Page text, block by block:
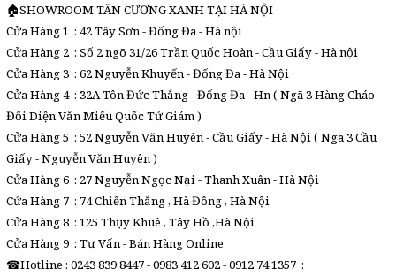
🏠SHOWROOM TÂN CƯƠNG XANH TẠI HÀ NỘI
Cửa Hàng 1 : 42 Tây Sơn - Đống Đa - Hà nội
Cửa Hàng 2 : Số 2 ngõ 31/26 Trần Quốc Hoàn - Cầu Giấy - Hà nội
Cửa Hàng 3 : 62 Nguyễn Khuyến - Đống Đa - Hà Nội
Cửa Hàng 4 : 32A Tôn Đức Thắng - Đống Đa - Hn ( Ngã 3 Hàng Cháo -
Đối Diện Văn Miếu Quốc Tử Giám )
Cửa Hàng 5 : 52 Nguyễn Văn Huyên - Cầu Giấy - Hà Nội ( Ngã 3 Cầu
Giấy - Nguyễn Văn Huyên )
Cửa Hàng 6 : 27 Nguyễn Ngọc Nại - Thanh Xuân - Hà Nội
Cửa Hàng 7 : 74 Chiến Thắng , Hà Đông , Hà Nội
Cửa Hàng 8 : 125 Thụy Khuê , Tây Hồ ,Hà Nội
Cửa Hàng 9 : Tư Vấn - Bán Hàng Online
☎Hotline : 0243 839 8447 - 0983 412 602 - 0912 74 1357 :